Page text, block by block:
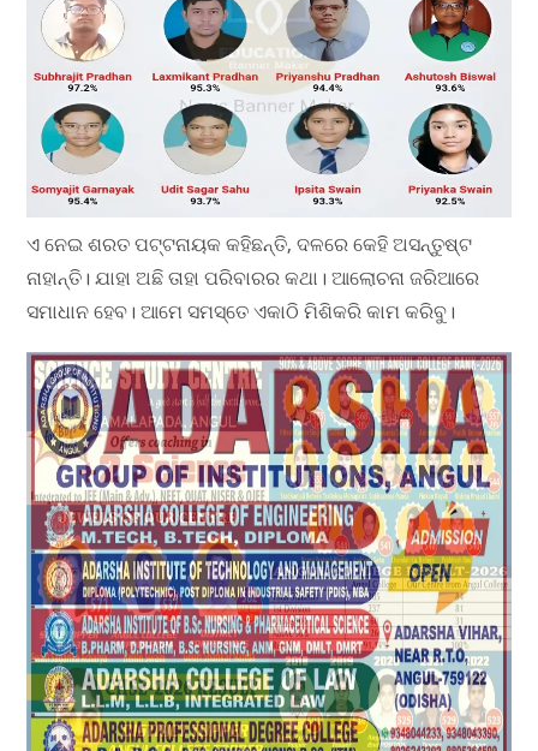
ଏ ନେଇ ଶରତ ପଟ୍ଟନାୟକ କହିଛନ୍ତି, ଦଳରେ କେହି ଅସନ୍ତୁଷ୍ଟ
ନାହାନ୍ତି। ଯାହା ଅଛି ତାହା ପରିବାରର କଥା। ଆଲୋଚନା ଜରିଆରେ
ସମାଧାନ ହେବ। ଆମେ ସମସ୍ତେ ଏକାଠି ମିଶିକରି କାମ କରିବୁ।